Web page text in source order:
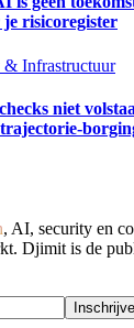
risicoregister
& Infrastructuur
niet
, AI, security en
Djimit is de